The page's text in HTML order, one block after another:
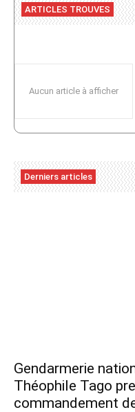
ARTICLES TROUVES
Aucun article à afficher
Derniers articles
Gendarmerie
Théophile Tago
commandement